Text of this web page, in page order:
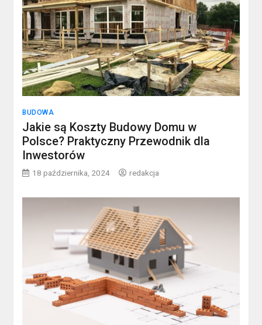
BUDOWA
Jakie są Koszty Budowy Domu w
Polsce? Praktyczny Przewodnik dla
Inwestorów
18 października, 2024 redakcja